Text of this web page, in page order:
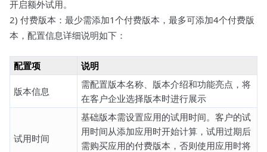
开启额外试用。
2) 付费版本：最少需添加1个付费版本，最多可添加4个付费版
本，配置信息详细说明如下：
配置项 说明
版本信息
需配置版本名称、版本介绍和功能亮点，将
在客户企业选择版本时进行展示
试用时间
基础版本需设置应用的试用时间。客户的试
用时间从添加应用时开始计算，试用过期后
需购买应用的付费版本，否则使用应用时将